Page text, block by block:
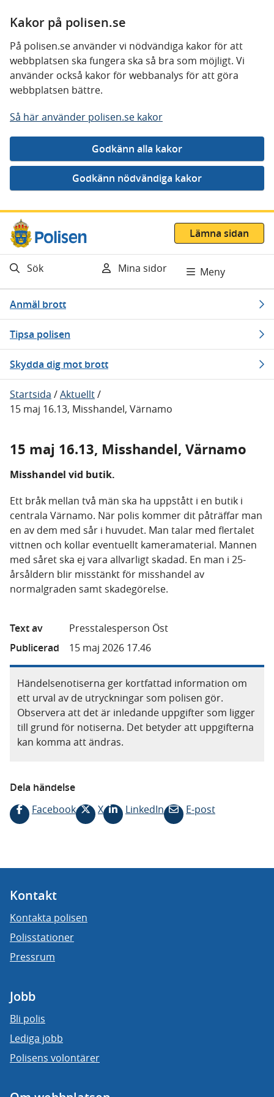
Kakor på polisen.se
På polisen.se använder vi nödvändiga kakor för att
webbplatsen ska fungera ska så bra som möjligt. Vi
använder också kakor för webbanalys för att göra
webbplatsen bättre.
Så här använder polisen.se kakor
Gå direkt till innehåll
Lämna sidan
Sök Mina sidor Meny
Anmäl brott
Tipsa polisen
Skydda dig mot brott
Startsida /Aktuellt/
15 maj 16.13, Misshandel, Värnamo
15 maj 16.13, Misshandel, Värnamo
Misshandel vid butik.
Ett bråk mellan två män ska ha uppstått i en butik i
centrala Värnamo. När polis kommer dit påträffar man
en av dem med sår i huvudet. Man talar med flertalet
vittnen och kollar eventuellt kameramaterial. Mannen
med såret ska ej vara allvarligt skadad. En man i 25-
årsåldern blir misstänkt för misshandel av
normalgraden samt skadegörelse.
Text av
Presstalesperson Öst
Publicerad
15 maj 2026 17.46
Händelsenotiserna ger kortfattad information om
ett urval av de utryckningar som polisen gör.
Observera att det är inledande uppgifter som ligger
till grund för notiserna. Det betyder att uppgifterna
kan komma att ändras.
Dela händelse
Facebook
X LinkedIn E-post
Kontakt
Kontakta polisen
Polisstationer
Pressrum
Jobb
Bli polis
Lediga jobb
Polisens volontärer